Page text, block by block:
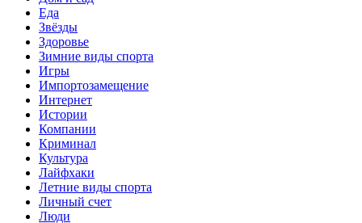
Еда
Звёзды
Здоровье
Зимние виды спорта
Игры
Импортозамещение
Интернет
Истории
Компании
Криминал
Культура
Лайфхаки
Летние виды спорта
Личный счет
Люди